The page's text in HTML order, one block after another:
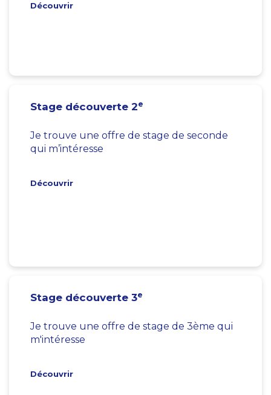
Découvrir
Stage découverte 2e
Je trouve une offre de stage de seconde
qui m’intéresse
Découvrir
Stage découverte 3e
Je trouve une offre de stage de 3ème qui
m'intéresse
Découvrir